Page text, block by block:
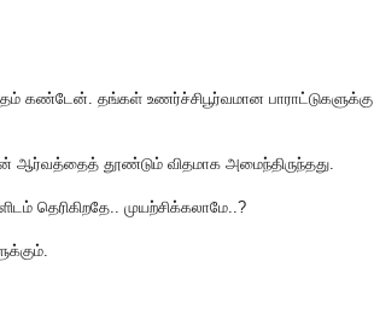
கண்டேன். தங்கள் உணர்ச்சிபூர்வமான பாராட்டுகளுக்கு
ஆர்வத்தைத் தூண்டும் விதமாக அமைந்திருந்தது.
தெரிகிறதே.. முயற்சிக்கலாமே..?